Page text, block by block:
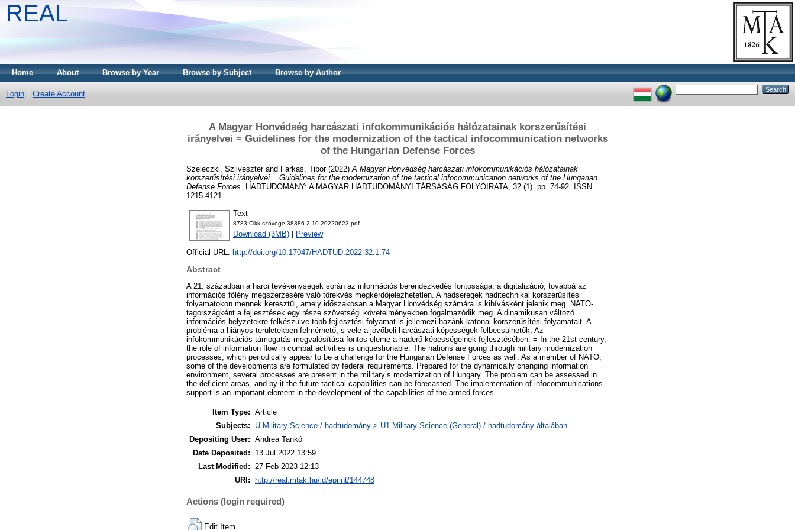
REAL
Home About Browse by Year Browse by Subject Browse by Author
Login Create Account
A Magyar Honvédség harcászati infokommunikációs hálózatainak korszerűsítési
irányelvei = Guidelines for the modernization of the tactical infocommunication networks
of the Hungarian Defense Forces
Szeleczki, Szilveszterand Farkas, Tibor(2022) A Magyar Honvédség harcászati infokommunikációs hálózatainak
korszerűsítési irányelvei = Guidelines for the modernization of the tactical infocommunication networks of the Hungarian
Defense Forces.
HADTUDOMÁNY: A MAGYAR HADTUDOMÁNYI TÁRSASÁG FOLYÓIRATA, 32 (1). pp. 74-92. ISSN
1215-4121
Text
8783-Cikk szövege-38886-2-10-20220623.pdf
Download (3MB) Preview
Official URL: http://doi.org/10.17047/HADTUD.2022.32.1.74
Abstract
A 21. században a harci tevékenységek során az információs berendezkedés fontossága, a digitalizáció, továbbá az
információs fölény megszerzésére való törekvés megkérdőjelezhetetlen. A hadseregek haditechnikai korszerűsítési
folyamatokon mennek keresztül, amely időszakosan a Magyar Honvédség számára is kihívásként jelenik meg. NATO-
tagországként a fejlesztések egy része szövetségi követelményekben fogalmazódik meg. A dinamikusan változó
információs helyzetekre felkészülve több fejlesztési folyamat is jellemezi hazánk katonai korszerűsítési folyamatait. A
probléma a hiányos területekben felmérhető, s vele a jövőbeli harcászati képességek felbecsülhetők. Az
infokommunikációs támogatás megvalósítása fontos eleme a haderő képességeinek fejlesztésében. = In the 21st century,
the role of information flow in combat activities is unquestionable. The nations are going through military modernization
processes, which periodically appear to be a challenge for the Hungarian Defense Forces as well. As a member of NATO,
some of the developments are formulated by federal requirements. Prepared for the dynamically changing information
environment, several processes are present in the military’s modernization of Hungary. The problem can be assessed in
the deficient areas, and by it the future tactical capabilities can be forecasted. The implementation of infocommunications
support is an important element in the development of the capabilities of the armed forces.
Item Type: Article
Subjects:
U Military Science / hadtudomány > U1 Military Science (General) / hadtudomány általában
Depositing User: Andrea Tankó
Date Deposited:
13 Jul 2022 13:59
Last Modified:
27 Feb 2023 12:13
URI:
http://real.mtak.hu/id/eprint/144748
Actions (login required)
Edit Item